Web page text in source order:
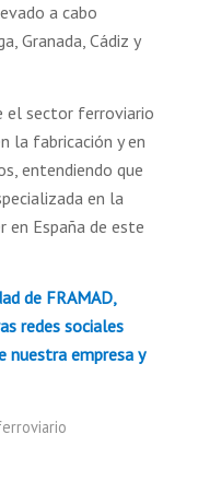
a cabo
Granada, Cádiz y
el sector ferroviario
la fabricación y en
entendiendo que
en la
España de este
de FRAMAD,
redes sociales
nuestra empresa y